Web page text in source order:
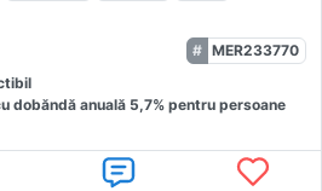
MER233770
dobăndă anuală 5,7% pentru persoane